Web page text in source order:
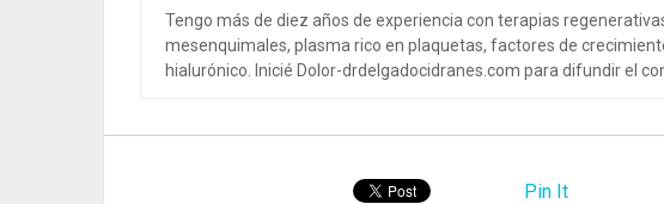
Tengo más de diez años de experiencia con terapias
mesenquimales, plasma rico en plaquetas, factores de
hialurónico. Inicié Dolor-drdelgadocidranes.com para difundir el
Pin It